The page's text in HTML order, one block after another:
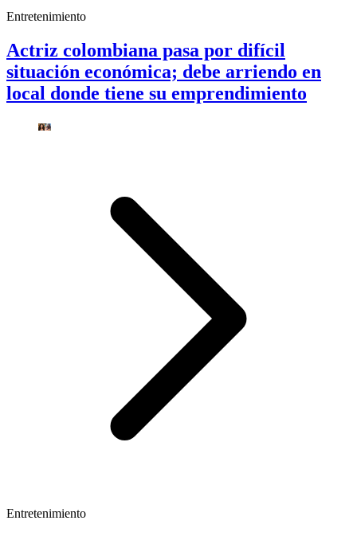
Entretenimiento
Actriz colombiana pasa por difícil
situación económica; debe arriendo en
local donde tiene su emprendimiento
Entretenimiento